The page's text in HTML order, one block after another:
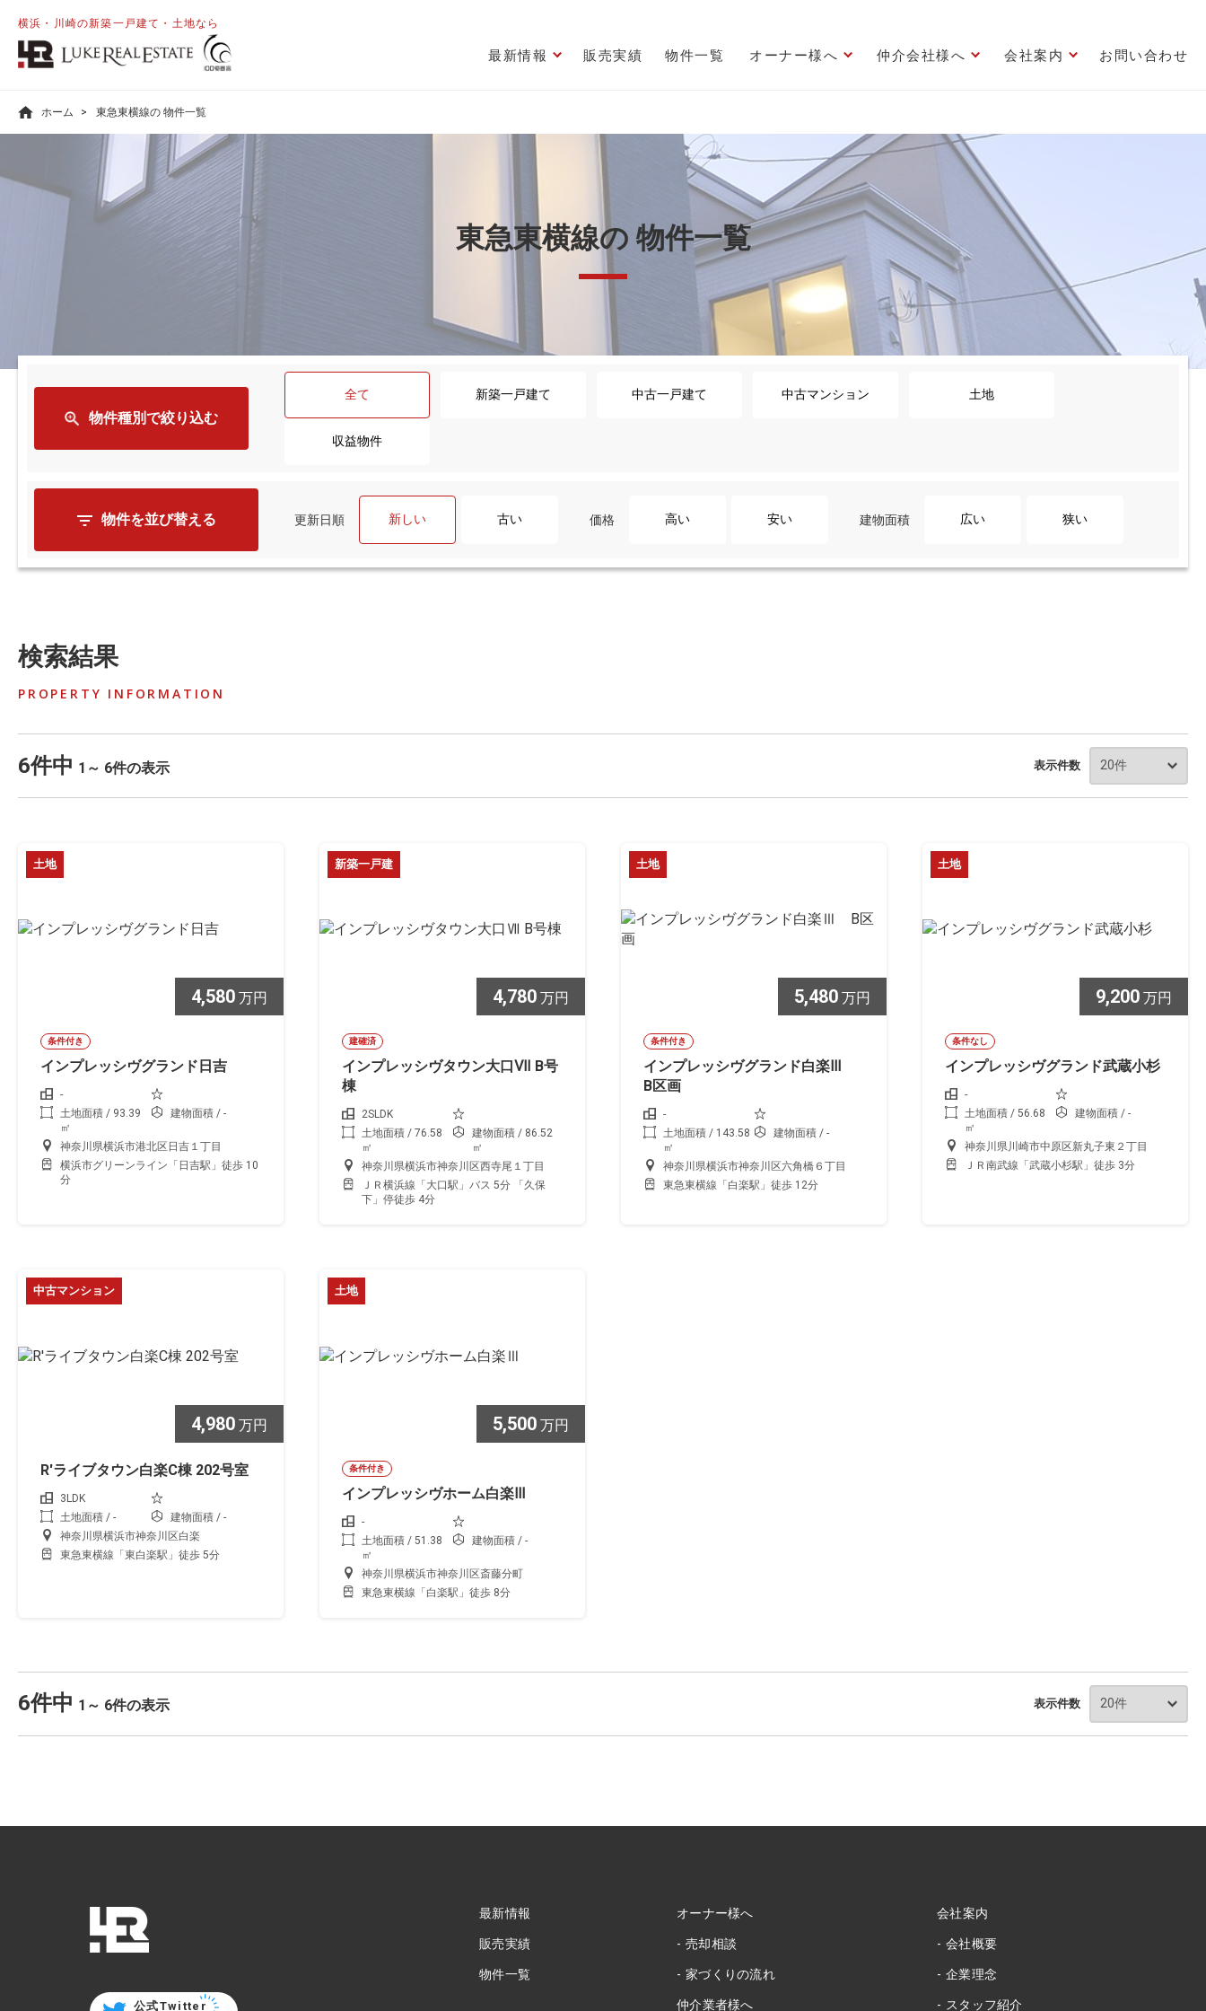
横浜・川崎の新築一戸建て・土地なら
最新情報 販売実績 物件一覧 オーナー様へ 仲介会社様へ 会社案内 お問い合わせ
ホーム 東急東横線の 物件一覧
東急東横線の 物件一覧
物件種別で絞り込む
全て 新築一戸建て 中古一戸建て 中古マンション 土地
収益物件
物件を並び替える 更新日順 新しい 古い 価格 高い 安い 建物面積 広い 狭い
検索結果
PROPERTY INFORMATION
6件中 1～ 6件の表示 表示件数
土地
4,580 万円
条件付き
インプレッシヴグランド日吉
-
土地面積 / 93.39
㎡
建物面積 / -
神奈川県横浜市港北区日吉１丁目
横浜市グリーンライン「日吉駅」徒歩 10
分
新築一戸建
4,780 万円
建確済
インプレッシヴタウン大口Ⅶ B号
棟
2SLDK
土地面積 / 76.58
㎡
建物面積 / 86.52
㎡
神奈川県横浜市神奈川区西寺尾１丁目
ＪＲ横浜線「大口駅」バス 5分 「久保
下」停徒歩 4分
土地
5,480 万円
条件付き
インプレッシヴグランド白楽Ⅲ
B区画
-
土地面積 / 143.58
㎡
建物面積 / -
神奈川県横浜市神奈川区六角橋６丁目
東急東横線「白楽駅」徒歩 12分
土地
9,200 万円
条件なし
インプレッシヴグランド武蔵小杉
-
土地面積 / 56.68
㎡
建物面積 / -
神奈川県川崎市中原区新丸子東２丁目
ＪＲ南武線「武蔵小杉駅」徒歩 3分
中古マンション
4,980 万円
R'ライブタウン白楽C棟 202号室
3LDK
土地面積 / -
建物面積 / -
神奈川県横浜市神奈川区白楽
東急東横線「東白楽駅」徒歩 5分
土地
5,500 万円
条件付き
インプレッシヴホーム白楽Ⅲ
-
土地面積 / 51.38
㎡
建物面積 / -
神奈川県横浜市神奈川区斎藤分町
東急東横線「白楽駅」徒歩 8分
6件中 1～ 6件の表示 表示件数
最新情報
販売実績
物件一覧
オーナー様へ
売却相談
家づくりの流れ
仲介業者様へ
会社案内
会社概要
企業理念
スタッフ紹介
公式Twitter